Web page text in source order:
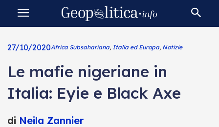
27/10/2020Africa Subsahariana, Italia ed Europa, Notizie
Le mafie nigeriane in
Italia: Eyie e Black Axe
di Neila Zannier